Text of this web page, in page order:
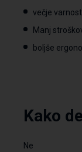
večje
Manj
boljše
Kako
Ne